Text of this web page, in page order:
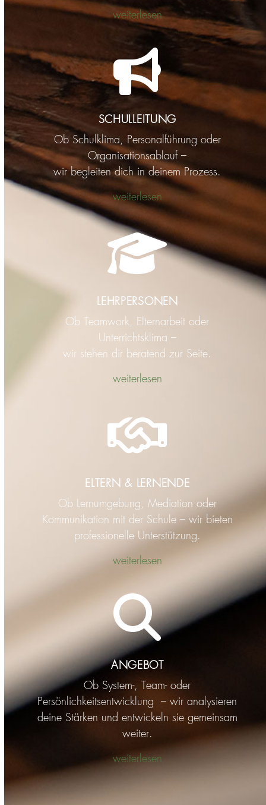
weiterlesen
SCHULLEITUNG
Ob Schulklima, Personalführung oder
Organisationsablauf –
wir begleiten dich in deinem Prozess.
weiterlesen
LEHRPERSONEN
Ob Teamwork, Elternarbeit oder
Unterrichtsklima –
wir stehen dir beratend zur Seite.
weiterlesen
ELTERN & LERNENDE
Ob Lernumgebung, Mediation oder
Kommunikation mit der Schule – wir bieten
professionelle Unterstützung.
weiterlesen
ANGEBOT
Ob System-, Team- oder
Persönlichkeitsentwicklung – wir analysieren
deine Stärken und entwickeln sie gemeinsam
weiter.
weiterlesen